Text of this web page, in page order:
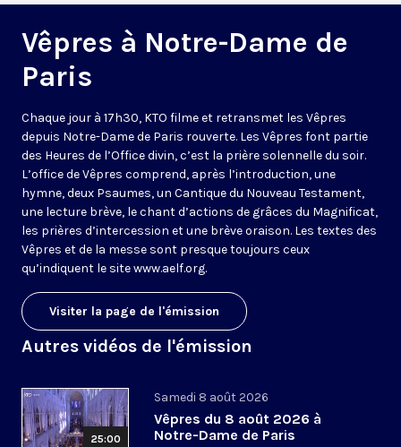
Vêpres à Notre-Dame de
Paris
Chaque jour à 17h30, KTO filme et retransmet les Vêpres
depuis Notre-Dame de Paris rouverte. Les Vêpres font partie
des Heures de l’Office divin, c’est la prière solennelle du soir.
L’office de Vêpres comprend, après l’introduction, une
hymne, deux Psaumes, un Cantique du Nouveau Testament,
une lecture brève, le chant d’actions de grâces du Magnificat,
les prières d’intercession et une brève oraison. Les textes des
Vêpres et de la messe sont presque toujours ceux
qu’indiquent le sitewww.aelf.org.
Visiter la page de l'émission
Autres vidéos de l'émission
25:00
Samedi 8 août 2026
Vêpres du 8 août 2026 à
Notre-Dame de Paris